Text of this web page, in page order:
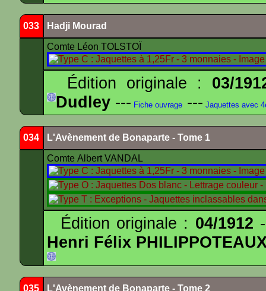
033 Hadji Mourad
Comte Léon TOLSTOÏ
Édition originale : 03/
Dudley --- Fiche ouvrage --- Jaquettes avec
034 L'Avènement de Bonaparte - Tome 1
Comte Albert VANDAL
Édition originale : 04/1912
Henri Félix
035 L'Avènement de Bonaparte - Tome 2